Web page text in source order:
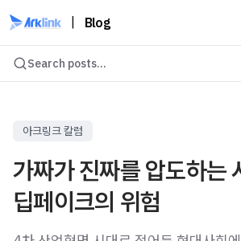
Blog
Search posts...
아크링크 칼럼
가짜가 진짜를 압도하는
딥페이크의 위험